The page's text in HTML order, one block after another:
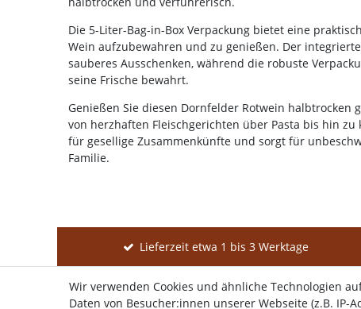
Die 5-Liter-Bag-in-Box Verpackung bietet eine
Wein aufzubewahren und zu genießen. Der
sauberes Ausschenken, während die robuste
seine Frische bewahrt.
Genießen Sie diesen Dornfelder Rotwein halbtrocken
von herzhaften Fleischgerichten über Pasta bis hin
für gesellige Zusammenkünfte und sorgt für
Familie.
Lieferzeit etwa 1 bis 3 Werktage
Wir verwenden Cookies und ähnliche Technologien
Daten von Besucher:innen unserer Webseite (z.B. IP-